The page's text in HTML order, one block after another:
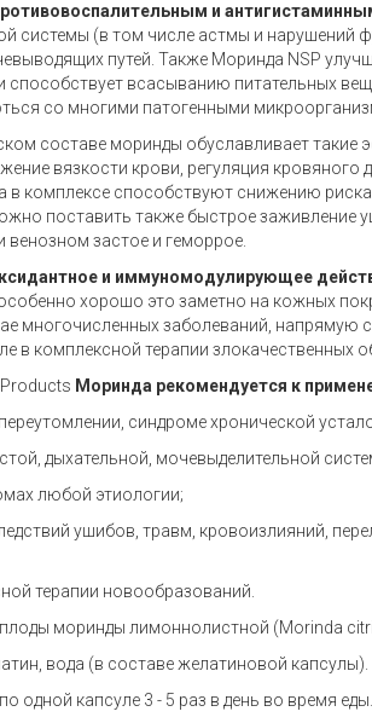
и
системы (в том числе астмы и нарушений
путей. Также Моринда NSP
способствует всасыванию питательных
со многими патогенными
составе моринды обуславливает такие
вязкости крови, регуляция кровяного
в комплексе способствуют снижению
поставить также быстрое заживление
застое и геморрое.
и иммуномодулирующее
хорошо это заметно на кожных
многочисленных заболеваний, напрямую
в комплексной терапии злокачественных
Products Моринда рекомендуется к
синдроме хронической
дыхательной, мочевыделительной
любой этиологии;
ушибов, травм, кровоизлияний,
терапии новообразований.
моринды лимоннолистной (Morinda
вода (в составе желатиновой капсулы).
по одной капсуле 3 - 5 раз в день во время еды.